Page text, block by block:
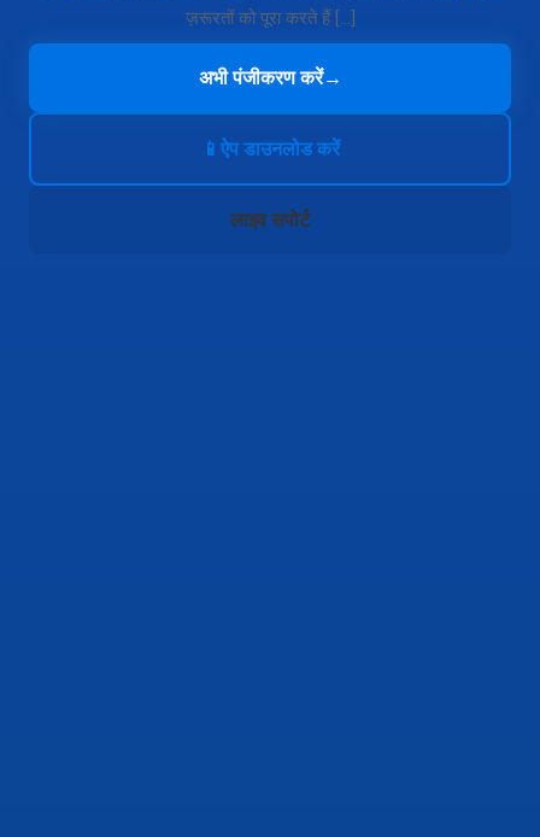
ज़रूरतों को पूरा करते हैं […]
अभी पंजीकरण करें→
📱 ऐप डाउनलोड करें
लाइव सपोर्ट